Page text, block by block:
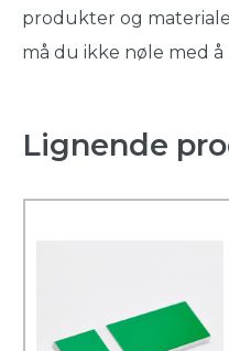
produkter og
må du ikke nøle med å
Lignende